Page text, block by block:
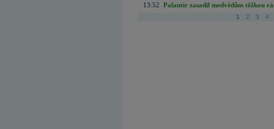
13:52 Palantir zasadil medvědům těžkou
1 2 3 4